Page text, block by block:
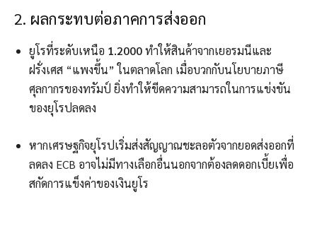
2. ผลกระทบต่อภาคการส่งออก
ยูโรที่ระดับเหนือ 1.2000ทำให้สินค้าจากเยอรมนีและ
ฝรั่งเศส “แพงขึ้น” ในตลาดโลก เมื่อบวกกับนโยบายภาษี
ศุลกากรของทรัมป์ ยิ่งทำให้ขีดความสามารถในการแข่งขัน
ของยุโรปลดลง
หากเศรษฐกิจยุโรปเริ่มส่งสัญญาณชะลอตัวจากยอดส่งออกที่
ลดลง ECB อาจไม่มีทางเลือกอื่นนอกจากต้องลดดอกเบี้ยเพื่อ
สกัดการแข็งค่าของเงินยูโร